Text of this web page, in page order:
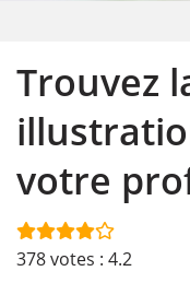
Trouvez
votre
378votes : 4.2